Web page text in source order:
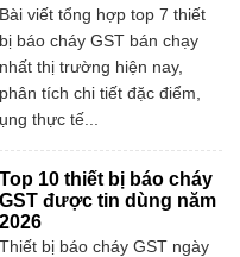
Bài viết tổng hợp top 7 thiết
bị báo cháy GST bán chạy
nhất thị trường hiện nay,
phân tích chi tiết đặc điểm,
thực tế...
Top 10 thiết bị báo cháy
GST được tin dùng năm
2026
Thiết bị báo cháy GST ngày